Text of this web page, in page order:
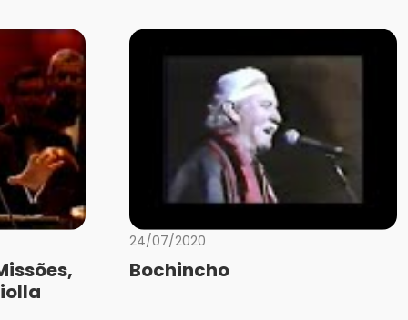
24/07/2020
Bochincho